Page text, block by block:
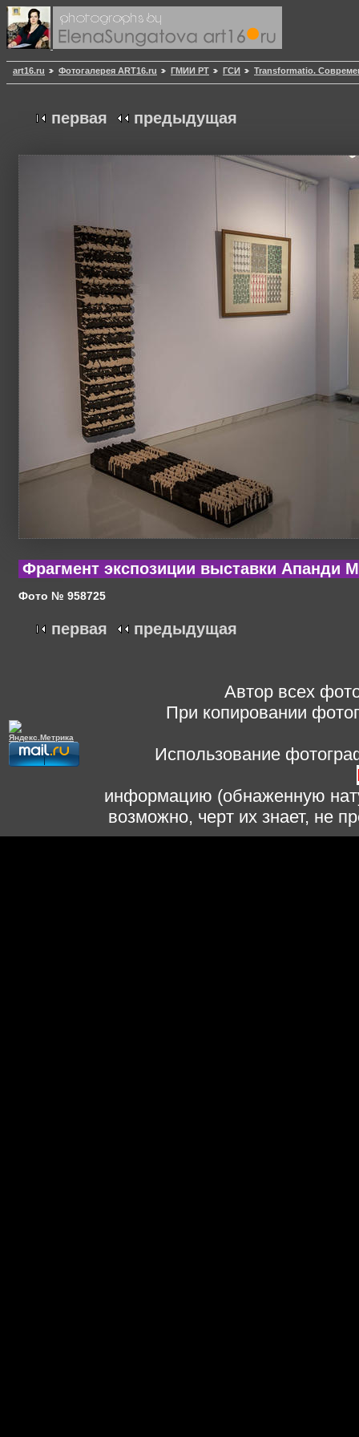
art16.ru Фотогалерея ART16.ru ГМИИ РТ ГСИ Transformatio.
первая предыдущая
Фрагмент экспозиции выставки Апанди
Фото № 958725
первая предыдущая
Автор всех
При копировании
Использование
информацию (обнаженную
возможно, черт их знает, не